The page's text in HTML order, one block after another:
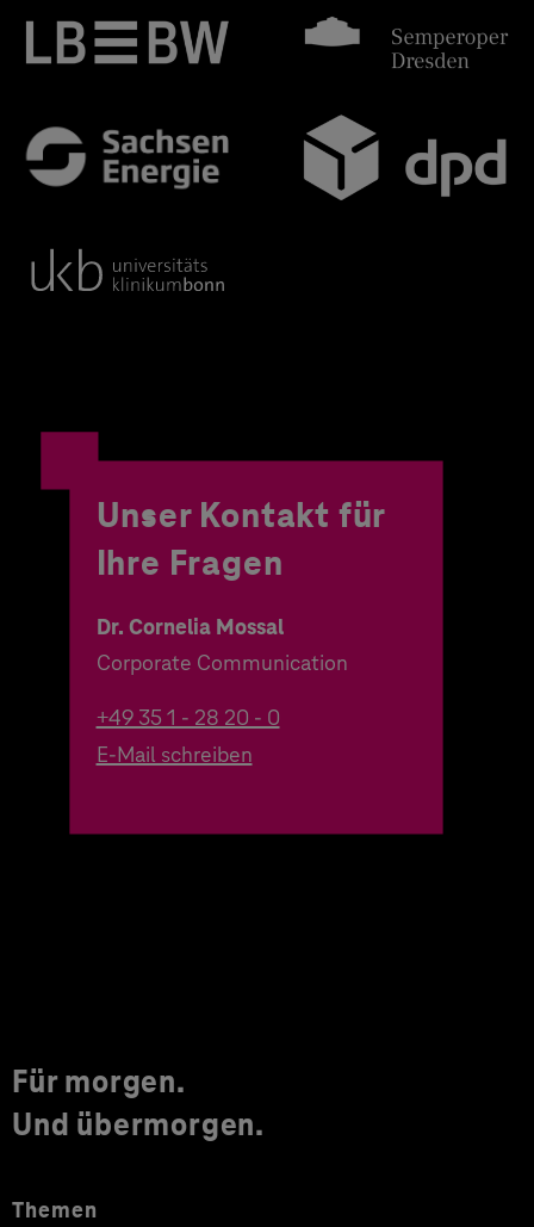
Unser Kontakt für
Ihre Fragen
Dr. Cornelia Mossal
Corporate Communication
+49 35 1 - 28 20 - 0
E-Mail schreiben
Für morgen.
Und übermorgen.
Themen